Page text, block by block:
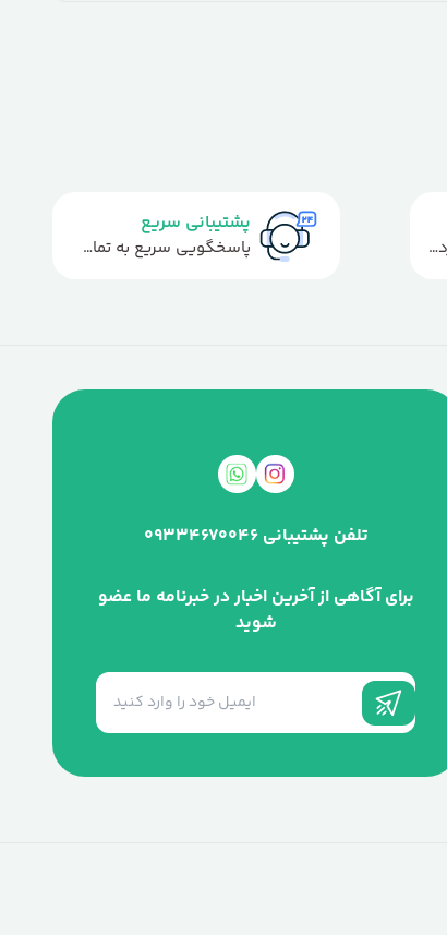
استفاده از روش‌های پرداخت امن
پشتیبانی سریع
پاسخگویی سریع به تماس‌ها و پیام‌ها
تلفن پشتیبانی09334670046
برای آگاهی از آخرین اخبار در خبرنامه ما عضو
شوید